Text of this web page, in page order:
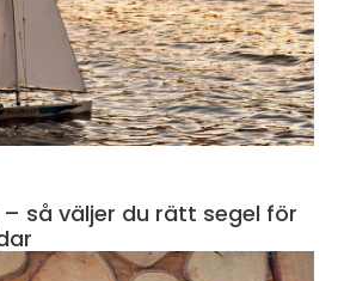
så väljer du rätt segel för